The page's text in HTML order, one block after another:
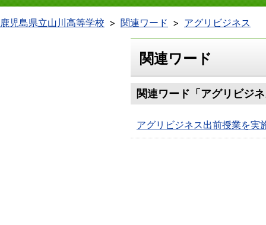
鹿児島県立山川高等学校 関連ワード アグリビジネス
関連ワード
関連ワード「アグリビジ
アグリビジネス出前授業を